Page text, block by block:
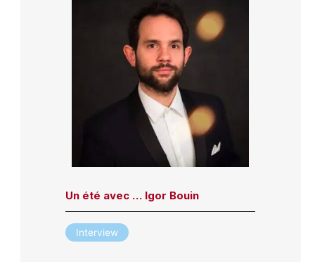
Un été avec … Igor Bouin
Interview